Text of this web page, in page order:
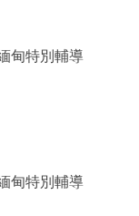
甸特別輔導
甸特別輔導